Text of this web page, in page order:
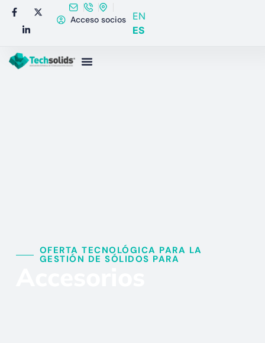
Acceso socios
EN
ES
OFERTA TECNOLÓGICA PARA LA
GESTIÓN DE SÓLIDOS PARA​